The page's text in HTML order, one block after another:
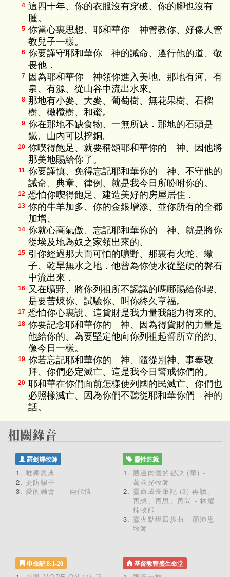
4 這四十年、你的衣服沒有穿破、你的腳也沒有
腫。
5 你當心裏思想、耶和華你 神管教你、好像人管
教兒子一樣。
6 你要謹守耶和華你 神的誡命、遵行他的道、敬
畏他．
7
因為耶和華你 神領你進入美地、那地有河、有
泉、有源、從山谷中流出水來。
8 那地有小麥、大麥、葡萄樹、無花果樹、石榴
樹、橄欖樹、和蜜。
9 你在那地不缺食物、一無所缺．那地的石頭是
鐵、山內可以挖銅。
10 你喫得飽足、就要稱頌耶和華你的 神、因他將
那美地賜給你了。
11 你要謹慎、免得忘記耶和華你的 神、不守他的
誡命、典章、律例、就是我今日所吩咐你的。
12 恐怕你喫得飽足、建造美好的房屋居住．
13 你的牛羊加多、你的金銀增添、並你所有的全都
加增、
14 你就心高氣傲、忘記耶和華你的 神、就是將你
從埃及地為奴之家領出來的、
15 引你經過那大而可怕的曠野、那裏有火蛇、蠍
子、乾旱無水之地．他曾為你使水從堅硬的磐石
中流出來．
16 又在曠野、將你列祖所不認識的嗎哪賜給你喫、
是要苦煉你、試驗你、叫你終久享福。
17 恐怕你心裏說、這貨財是我力量我能力得來的。
18 你要記念耶和華你的 神、因為得貨財的力量是
他給你的、為要堅定他向你列祖起誓所立的約、
像今日一樣。
19 你若忘記耶和華你的 神、隨從別神、事奉敬
拜、你們必定滅亡、這是我今日警戒你們的。
20 耶和華在你們面前怎樣使列國的民滅亡、你們也
必照樣滅亡、因為你們不聽從耶和華你們 神的
話。
羅劍輝牧師
唯獨恩典
提防騙子
愛的融會——兩代情
靈性造就
勝過肉體的秘訣 (華) -
葛國光牧師
靈命成長筆記 (3) 再讀、
再想、再思、再問 - 林耀
楠牧師
靈火點燃四步曲 - 顏沛恩
牧師
申命記 8:1-20 基督教豐盛生命堂